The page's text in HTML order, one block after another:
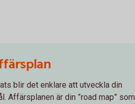
blir det enklare att utveckla din
Affärsplanen är din ”road map” som